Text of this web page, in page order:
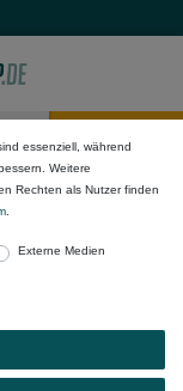
LP55-65,
essenziell, während
Weitere
Rechten als Nutzer finden
Externe Medien